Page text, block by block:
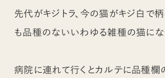
先代がキジトラ、今の猫がキジ白で
も品種のないいわゆる雑種の猫にな
病院に連れて行くとカルテに品種欄